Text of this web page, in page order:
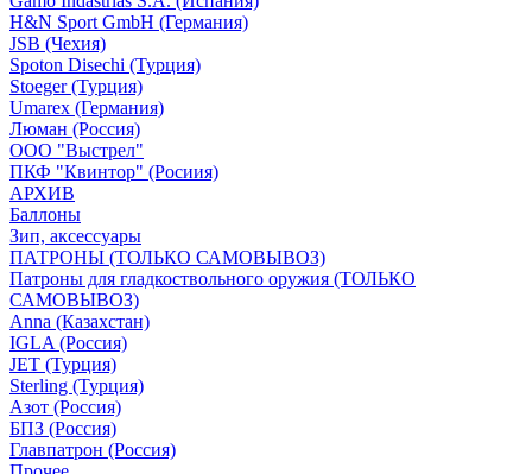
H&N Sport GmbH (Германия)
JSB (Чехия)
Spoton Disechi (Турция)
Stoeger (Турция)
Umarex (Германия)
Люман (Россия)
ООО "Выстрел"
ПКФ "Квинтор" (Росиия)
АРХИВ
Баллоны
Зип, аксессуары
ПАТРОНЫ (ТОЛЬКО САМОВЫВОЗ)
Патроны для гладкоствольного оружия (ТОЛЬКО
САМОВЫВОЗ)
Anna (Казахстан)
IGLA (Россия)
JET (Турция)
Sterling (Турция)
Азот (Россия)
БПЗ (Россия)
Главпатрон (Россия)